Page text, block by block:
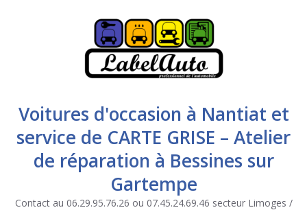
Voitures d'occasion à Nantiat et
service de CARTE GRISE – Atelier
de réparation à Bessines sur
Gartempe
Contact au 06.29.95.76.26 ou 07.45.24.69.46 secteur Limoges /